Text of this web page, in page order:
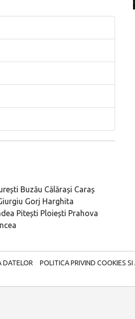
Buzău Călărași Caraș
Gorj Harghita
Pitești Ploiești Prahova
DATELOR POLITICA PRIVIND COOKIES